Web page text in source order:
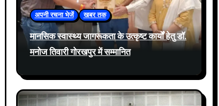
अपनी रचना भेजें खबर तक
मानसिक स्वास्थ्य जागरूकता के उत्कृष्ट कार्यों हेतु डॉ.
मनोज तिवारी गोरखपुर में सम्मानित